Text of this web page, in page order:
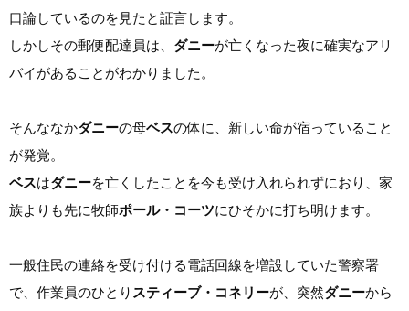
口論しているのを見たと証言します。
しかしその郵便配達員は、 ダニーが亡くなった夜に確実なアリ
バイがあることがわかりました。
そんななかダニーの母ベスの体に、新しい命が宿っていること
が発覚。
ベスはダニーを亡くしたことを今も受け入れられずにおり、家
族よりも先に牧師ポール・コーツにひそかに打ち明けます。
一般住民の連絡を受け付ける電話回線を増設していた警察署
で、作業員のひとり スティーブ・コネリーが、突然ダニーから